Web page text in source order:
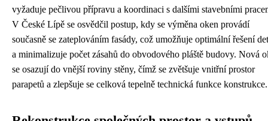
vyžaduje pečlivou přípravu a koordinaci s dalšími stavebními
V České Lípě se osvědčil postup, kdy se výměna oken provádí
současně se zateplováním fasády, což umožňuje optimální řešení
a minimalizuje počet zásahů do obvodového pláště budovy. Nová
se osazují do vnější roviny stěny, čímž se zvětšuje vnitřní prostor
parapetů a zlepšuje se celková tepelně technická funkce konstrukce.